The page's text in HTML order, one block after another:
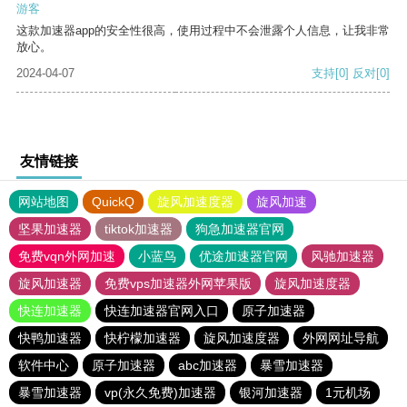
游客
这款加速器app的安全性很高，使用过程中不会泄露个人信息，让我非常
放心。
2024-04-07
支持[0] 反对[0]
友情链接
网站地图 QuickQ 旋风加速度器
旋风加速
坚果加速器
tiktok加速器
狗急加速器官网
免费vqn外网加速
小蓝鸟 优途加速器官网
风驰加速器
旋风加速器
免费vps加速器外网苹果版
旋风加速度器
快连加速器
快连加速器官网入口
原子加速器
快鸭加速器
快柠檬加速器 旋风加速度器
外网网址导航
软件中心
原子加速器 abc加速器
暴雪加速器
暴雪加速器
vp(永久免费)加速器 银河加速器 1元机场